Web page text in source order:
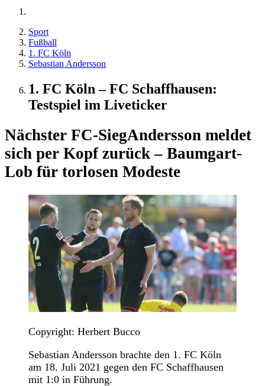
Sport
Fußball
1. FC Köln
Sebastian Andersson
1. FC Köln – FC Schaffhausen:
Testspiel im Liveticker
Nächster FC-SiegAndersson meldet
sich per Kopf zurück – Baumgart-
Lob für torlosen Modeste
Copyright: Herbert Bucco
Sebastian Andersson brachte den 1. FC Köln
am 18. Juli 2021 gegen den FC Schaffhausen
mit 1:0 in Führung.